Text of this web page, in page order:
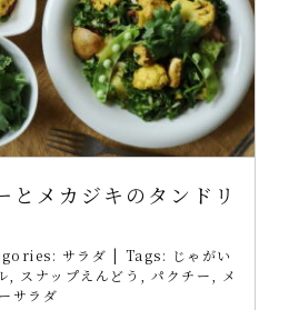
とメカジキのタンドリ
サラダ | Tags: じゃがい
スナップえんどう パクチー
メ
サラダ